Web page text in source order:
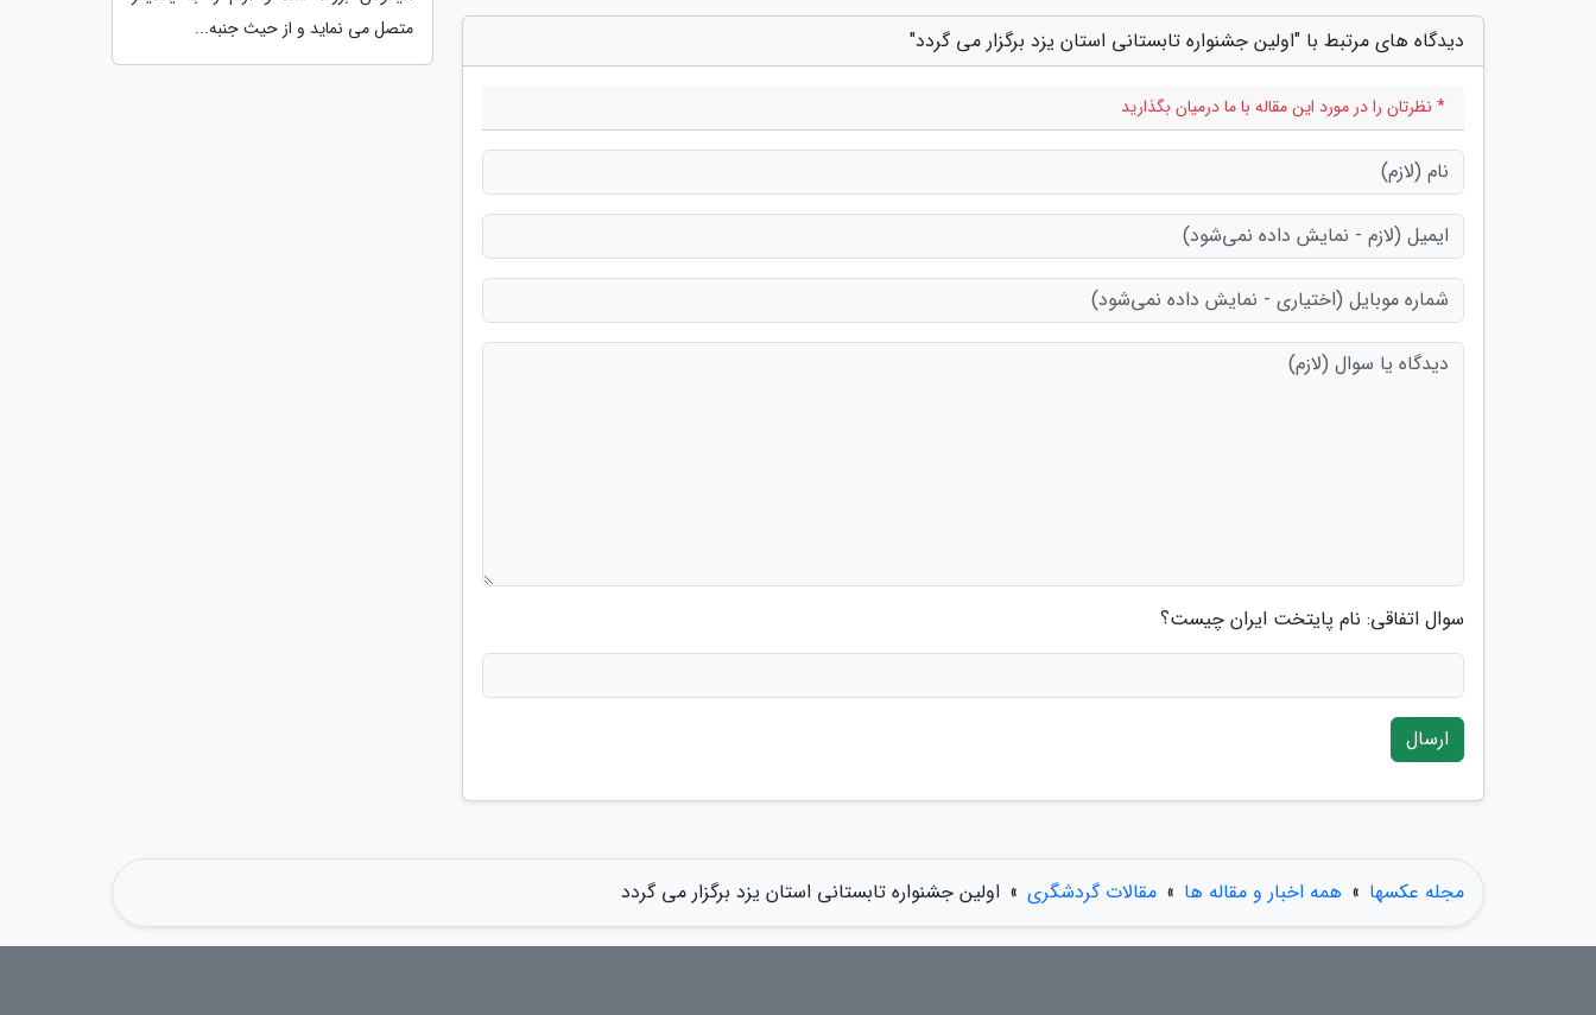
دیدگاه های مرتبط با "اولین جشنواره تابستانی استان یزد برگزار می گردد"
* نظرتان را در مورد این مقاله با ما درمیان بگذارید
سوال اتفاقی: نام پایتخت ایران چیست؟
ارسال
متصل می نماید و از حیث جنبه...
مجله عکسها » همه اخبار و مقاله ها » مقالات گردشگری » اولین جشنواره تابستانی استان یزد برگزار می گردد